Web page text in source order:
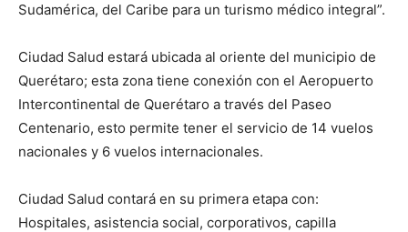
Sudamérica, del Caribe para un turismo médico integral”.
Ciudad Salud estará ubicada al oriente del municipio de
Querétaro; esta zona tiene conexión con el Aeropuerto
Intercontinental de Querétaro a través del Paseo
Centenario, esto permite tener el servicio de 14 vuelos
nacionales y 6 vuelos internacionales.
Ciudad Salud contará en su primera etapa con:
Hospitales, asistencia social, corporativos, capilla